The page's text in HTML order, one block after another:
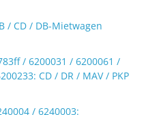
/ CD / DB-Mietwagen
/ 6200031 / 6200061 /
CD / DR / MAV / PKP
/ 6240003: